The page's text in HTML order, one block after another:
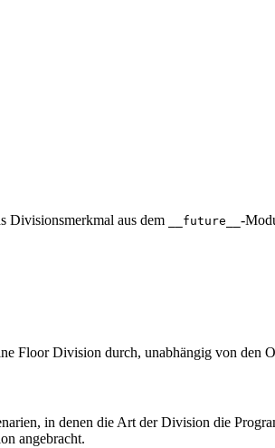
Divisionsmerkmal aus dem __future__ -
Floor Division durch, unabhängig von den
in denen die Art der Division die
angebracht.